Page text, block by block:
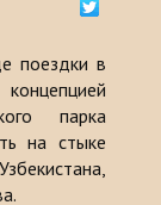
поездки в
парка
на стыке